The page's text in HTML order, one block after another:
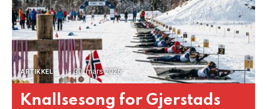
ARTIKKEL 30. mars 2026
Knallsesong for Gjerstads